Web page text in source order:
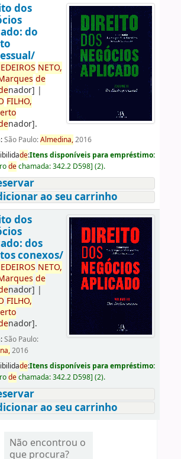
dos
do
DEIROS NETO,
de
nador] |
FILHO,
nador].
São Paulo:Almedina,2016
de:Itens disponíveis para empréstimo:
dechamada:342.2 D598] (2).
ao seu carrinho
dos
dos
conexos/
DEIROS NETO,
de
nador] |
FILHO,
nador].
São Paulo:
2016
de:Itens disponíveis para empréstimo:
dechamada:342.2 D598] (2).
ao seu carrinho
Não encontrou o
que procura?